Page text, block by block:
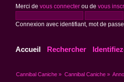
Merci de vous connecterou de vous
Connexion avec identifiant, mot de
Accueil Rechercher
Cannibal Caniche » Cannibal Caniche»